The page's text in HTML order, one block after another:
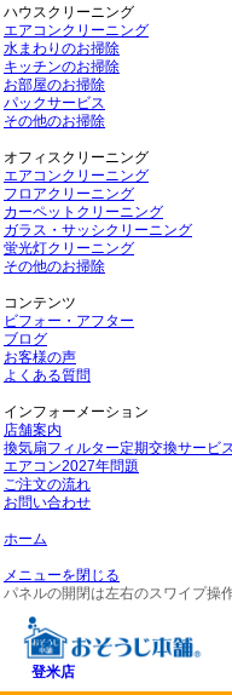
ハウスクリーニング
エアコンクリーニング
水まわりのお掃除
キッチンのお掃除
お部屋のお掃除
パックサービス
その他のお掃除
オフィスクリーニング
エアコンクリーニング
フロアクリーニング
カーペットクリーニング
ガラス・サッシクリーニング
蛍光灯クリーニング
その他のお掃除
コンテンツ
ビフォー・アフター
ブログ
お客様の声
よくある質問
インフォーメーション
店舗案内
換気扇フィルター定期交換サービ
エアコン2027年問題
ご注文の流れ
お問い合わせ
ホーム
メニューを閉じる
パネルの開閉は左右のスワイプ操
登米店